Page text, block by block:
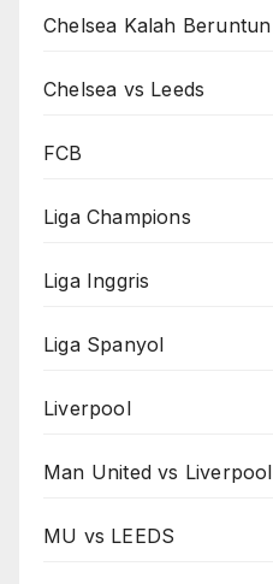
Chelsea Kalah Beruntun
Chelsea vs Leeds
FCB
Liga Champions
Liga Inggris
Liga Spanyol
Liverpool
Man United vs Liverpool
MU vs LEEDS